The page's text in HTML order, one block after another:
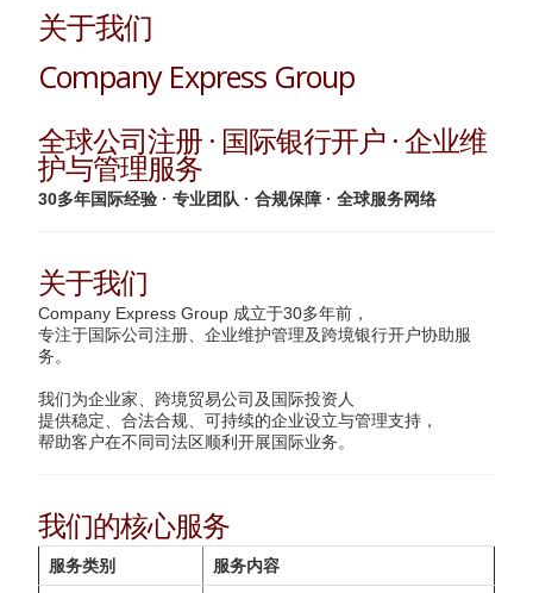
关于我们
Company Express Group
全球公司注册 · 国际银行开户 · 企业维
护与管理服务
30多年国际经验 · 专业团队 · 合规保障 · 全球服务网络
关于我们
Company Express Group 成立于30多年前，
专注于国际公司注册、企业维护管理及跨境银行开户协助服
务。
我们为企业家、跨境贸易公司及国际投资人
提供稳定、合法合规、可持续的企业设立与管理支持，
帮助客户在不同司法区顺利开展国际业务。
我们的核心服务
服务类别 服务内容